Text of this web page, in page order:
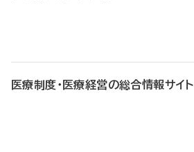
医療制度・医療経営の総合情報サイト